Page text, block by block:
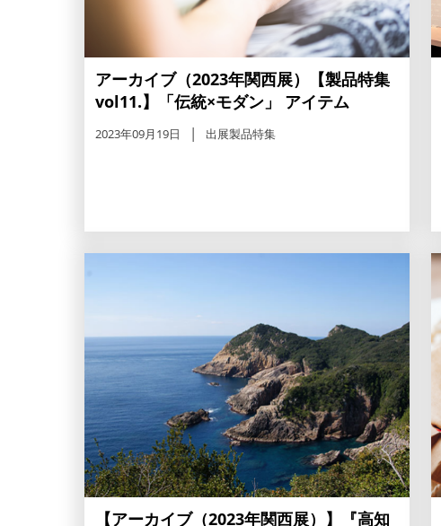
アーカイブ（2023年関西展）【製品特集
vol11.】「伝統×モダン」 アイテム
2023年09月19日 出展製品特集
【アーカイブ（2023年関西展）】『高知